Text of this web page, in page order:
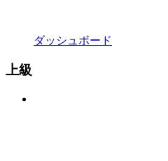
ダッシュボード
上級